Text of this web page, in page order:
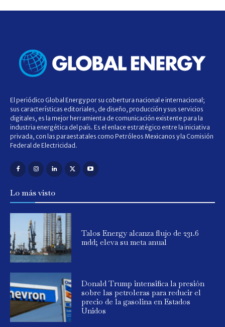
El periódico Global Energy por su cobertura nacional e internacional;
sus características editoriales, de diseño, producción y sus servicios
digitales, es la mejor herramienta de comunicación existente para la
industria energética del país. Es el enlace estratégico entre la iniciativa
privada, con las paraestatales como Petróleos Mexicanos y la Comisión
Federal de Electricidad.
Lo más visto
Talos Energy alcanza flujo de 231.6
mdd; eleva su meta anual
Donald Trump intensifica la presión
sobre las petroleras para reducir el
precio de la gasolina en Estados
Unidos